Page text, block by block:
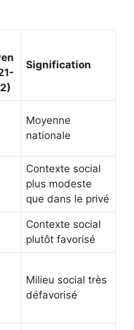
Signification
Moyenne
nationale
Contexte social
plus modeste
que dans le privé
Contexte social
plutôt favorisé
Milieu social très
défavorisé